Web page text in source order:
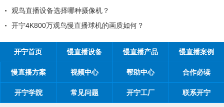
摄像机？
播球机的画质如何？
开宁首页 慢直播设备 慢直播产品 慢直播案例
慢直播方案 视频中心 帮助中心 合作必读
开宁学院 常见问题 开宁工厂 联系开宁